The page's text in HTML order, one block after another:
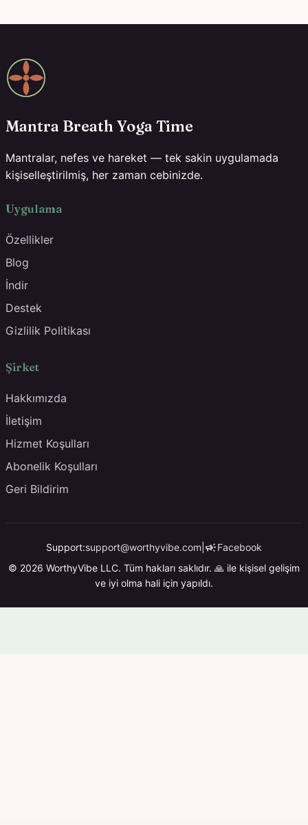
Mantra Breath Yoga Time
Mantralar, nefes ve hareket — tek sakin uygulamada
kişiselleştirilmiş, her zaman cebinizde.
Uygulama
Özellikler
Blog
İndir
Destek
Gizlilik Politikası
Şirket
Hakkımızda
İletişim
Hizmet Koşulları
Abonelik Koşulları
Geri Bildirim
Support:support@worthyvibe.com campaignFacebook
© 2026 WorthyVibe LLC. Tüm hakları saklıdır. 🙏 ile kişisel gelişim
ve iyi olma hali için yapıldı.